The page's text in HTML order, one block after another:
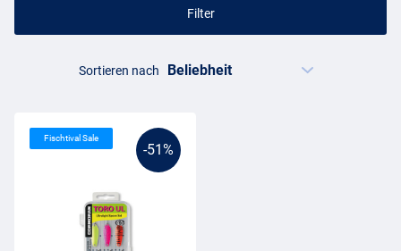
Filter
Sortieren nach
-51%
Fischtival Sale